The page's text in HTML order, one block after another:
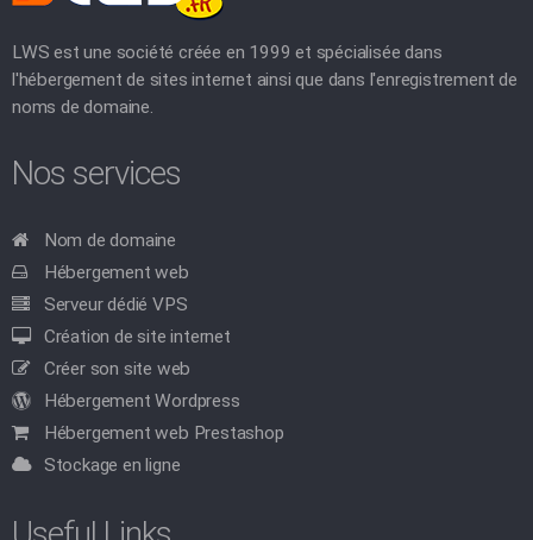
LWS est une société créée en 1999 et spécialisée dans
l'hébergement de sites internet ainsi que dans l'enregistrement de
noms de domaine.
Nos services
Nom de domaine
Hébergement web
Serveur dédié VPS
Création de site internet
Créer son site web
Hébergement Wordpress
Hébergement web Prestashop
Stockage en ligne